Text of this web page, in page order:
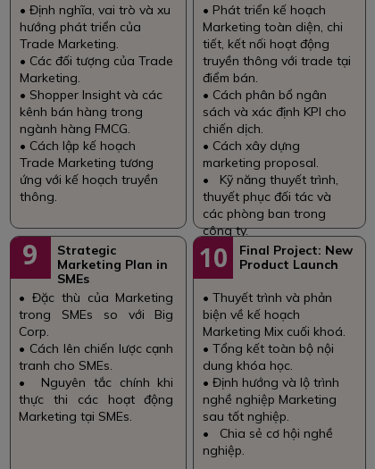
• Phát triển kế hoạch
Marketing toàn diện, chi
tiết, kết nối hoạt động
truyền thông với trade tại
điểm bán.
• Cách phân bổ ngân
sách và xác định KPI cho
chiến dịch.
• Cách xây dựng
marketing proposal.
• Kỹ năng thuyết trình,
thuyết phục đối tác và
các phòng ban trong
công ty.
• Định nghĩa, vai trò và xu
hướng phát triển của
Trade Marketing.
• Các đối tượng của Trade
Marketing.
• Shopper Insight và các
kênh bán hàng trong
ngành hàng FMCG.
• Cách lập kế hoạch
Trade Marketing tương
ứng với kế hoạch truyền
thông.
Strategic
Marketing Plan in
SMEs
• Đặc thù của Marketing
trong SMEs so với Big
Corp.
• Cách lên chiến lược cạnh
tranh cho SMEs.
• Nguyên tắc chính khi
thực thi các hoạt động
Marketing tại SMEs.
9
Final Project: New
Product Launch
• Thuyết trình và phản
biện về kế hoạch
Marketing Mix cuối khoá.
• Tổng kết toàn bộ nội
dung khóa học.
• Định hướng và lộ trình
nghề nghiệp Marketing
sau tốt nghiệp.
• Chia sẻ cơ hội nghề
nghiệp.
10